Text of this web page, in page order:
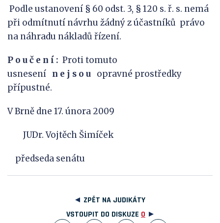
Podle ustanovení § 60 odst. 3, § 120 s. ř. s. nemá
při odmítnutí návrhu žádný z účastníků právo
na náhradu nákladů řízení.
P o uč e n í : Proti tomuto
usnesení n e j s o u opravné prostředky
přípustné.
V Brně dne 17. února 2009
JUDr. Vojtěch Šimíček
předseda senátu
ZPĚT NA JUDIKÁTY
VSTOUPIT DO DISKUZE 0